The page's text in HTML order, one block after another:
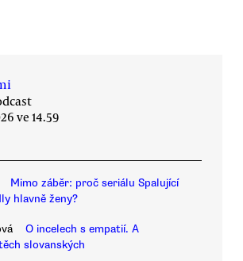
ve 14.59
Mimo záběr: proč seriálu Spalující
hlavně ženy?
O incelech s empatií. A
slovanských